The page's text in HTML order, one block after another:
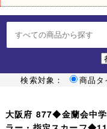
検索対象： 商品タ
大阪府 877◆金蘭会中